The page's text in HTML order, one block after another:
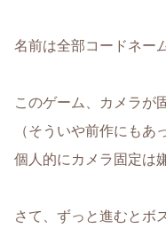
名前は全部コードネー
このゲーム、カメラが
（そういや前作にもあ
個人的にカメラ固定は
さて、ずっと進むとボ